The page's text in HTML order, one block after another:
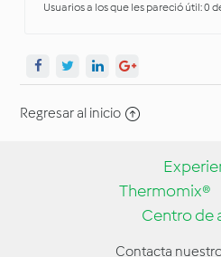
Usuarios a los que les pareció útil: 0
Regresar al inicio
Thermomix®
Centro de
Contacta